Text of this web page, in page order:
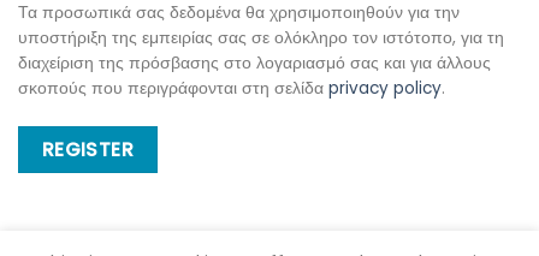
Τα προσωπικά σας δεδομένα θα χρησιμοποιηθούν για την
υποστήριξη της εμπειρίας σας σε ολόκληρο τον ιστότοπο, για τη
διαχείριση της πρόσβασης στο λογαριασμό σας και για άλλους
σκοπούς που περιγράφονται στη σελίδα privacy policy.
REGISTER